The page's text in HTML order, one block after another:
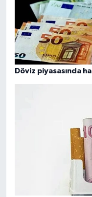
Döviz piyasasında